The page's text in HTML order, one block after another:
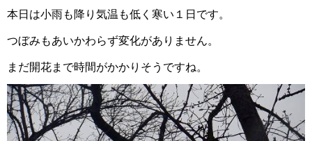
本日は小雨も降り気温も低く寒い１日です。
つぼみもあいかわらず変化がありません。
まだ開花まで時間がかかりそうですね。